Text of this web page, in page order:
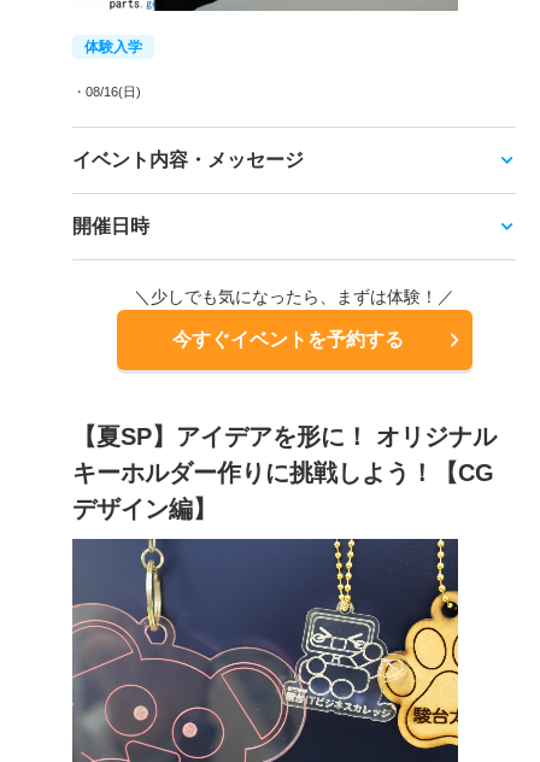
体験入学
・08/16(日)
イベント内容・メッセージ
開催日時
＼少しでも気になったら、まずは体験！／
今すぐイベントを予約する
【夏SP】アイデアを形に！ オリジナル
キーホルダー作りに挑戦しよう！【CG
デザイン編】